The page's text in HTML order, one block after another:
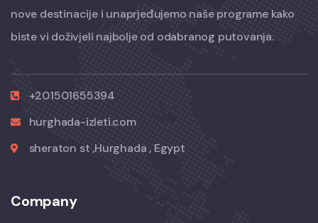
nove destinacije i unaprjeđujemo naše programe kako
biste vi doživjeli najbolje od odabranog putovanja.
+201501655394
hurghada-izleti.com
sheraton st ,Hurghada , Egypt
Company